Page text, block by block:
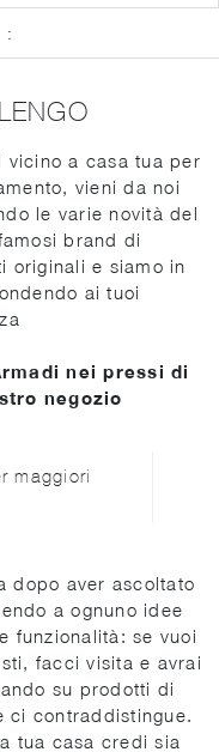
:
vicino a casa tua per
vieni da noi
le varie novità del
brand di
originali e siamo in
ai tuoi
nei pressi di
negozio
maggiori
dopo aver ascoltato
a ognuno idee
funzionalità: se vuoi
facci visita e avrai
su prodotti di
ci contraddistingue.
tua casa credi sia